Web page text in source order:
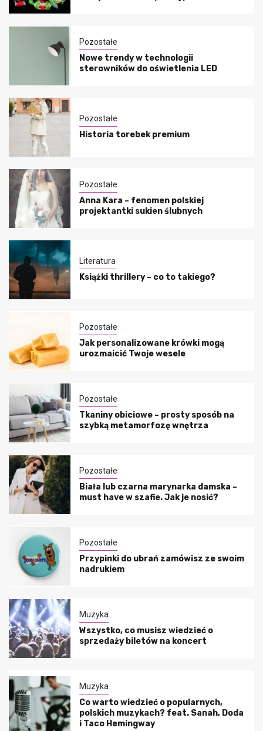
Pozostałe
Nowe trendy w technologii
sterowników do oświetlenia LED
Pozostałe
Historia torebek premium
Pozostałe
Anna Kara – fenomen polskiej
projektantki sukien ślubnych
Literatura
Książki thrillery – co to takiego?
Pozostałe
Jak personalizowane krówki mogą
urozmaicić Twoje wesele
Pozostałe
Tkaniny obiciowe – prosty sposób na
szybką metamorfozę wnętrza
Pozostałe
Biała lub czarna marynarka damska –
must have w szafie. Jak je nosić?
Pozostałe
Przypinki do ubrań zamówisz ze swoim
nadrukiem
Muzyka
Wszystko, co musisz wiedzieć o
sprzedaży biletów na koncert
Muzyka
Co warto wiedzieć o popularnych,
polskich muzykach? feat. Sanah, Doda
i Taco Hemingway